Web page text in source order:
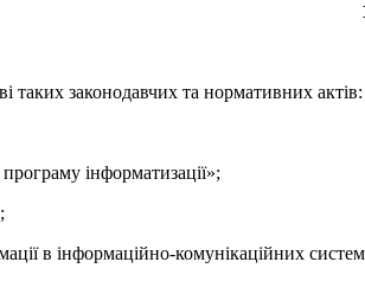
таких законодавчих та нормативних актів:
інформатизації»;
в інформаційно-комунікаційних